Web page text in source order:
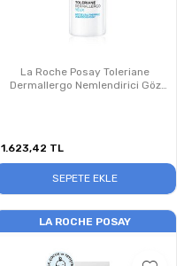
La Roche Posay Toleriane
Dermallergo Nemlendirici Göz
1.623,42 TL
SEPETE EKLE
LA ROCHE POSAY